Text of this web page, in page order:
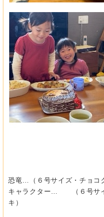
恐竜…（６号サイズ・チョコ
キャラクター… （６号サイ
キ）